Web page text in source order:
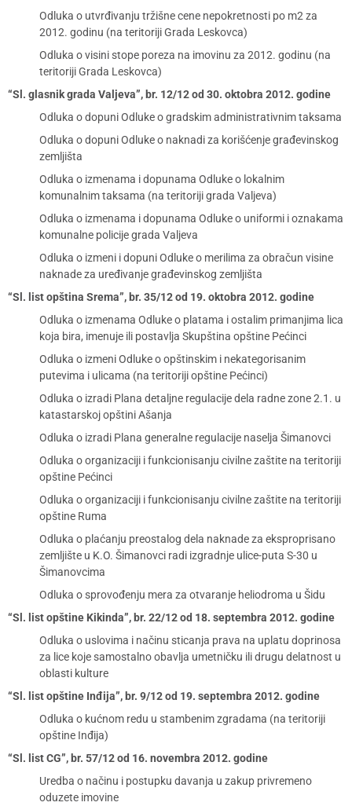
Odluka o utvrđivanju tržišne cene nepokretnosti po m2 za
2012. godinu (na teritoriji Grada Leskovca)
Odluka o visini stope poreza na imovinu za 2012. godinu (na
teritoriji Grada Leskovca)
“Sl. glasnik grada Valjeva”, br. 12/12 od 30. oktobra 2012. godine
Odluka o dopuni Odluke o gradskim administrativnim taksama
Odluka o dopuni Odluke o naknadi za korišćenje građevinskog
zemljišta
Odluka o izmenama i dopunama Odluke o lokalnim
komunalnim taksama (na teritoriji grada Valjeva)
Odluka o izmenama i dopunama Odluke o uniformi i oznakama
komunalne policije grada Valjeva
Odluka o izmeni i dopuni Odluke o merilima za obračun visine
naknade za uređivanje građevinskog zemljišta
“Sl. list opština Srema”, br. 35/12 od 19. oktobra 2012. godine
Odluka o izmenama Odluke o platama i ostalim primanjima lica
koja bira, imenuje ili postavlja Skupština opštine Pećinci
Odluka o izmeni Odluke o opštinskim i nekategorisanim
putevima i ulicama (na teritoriji opštine Pećinci)
Odluka o izradi Plana detaljne regulacije dela radne zone 2.1. u
katastarskoj opštini Ašanja
Odluka o izradi Plana generalne regulacije naselja Šimanovci
Odluka o organizaciji i funkcionisanju civilne zaštite na teritoriji
opštine Pećinci
Odluka o organizaciji i funkcionisanju civilne zaštite na teritoriji
opštine Ruma
Odluka o plaćanju preostalog dela naknade za eksproprisano
zemljište u K.O. Šimanovci radi izgradnje ulice-puta S-30 u
Šimanovcima
Odluka o sprovođenju mera za otvaranje heliodroma u Šidu
“Sl. list opštine Kikinda”, br. 22/12 od 18. septembra 2012. godine
Odluka o uslovima i načinu sticanja prava na uplatu doprinosa
za lice koje samostalno obavlja umetničku ili drugu delatnost u
oblasti kulture
“Sl. list opštine Inđija”, br. 9/12 od 19. septembra 2012. godine
Odluka o kućnom redu u stambenim zgradama (na teritoriji
opštine Inđija)
“Sl. list CG”, br. 57/12 od 16. novembra 2012. godine
Uredba o načinu i postupku davanja u zakup privremeno
oduzete imovine